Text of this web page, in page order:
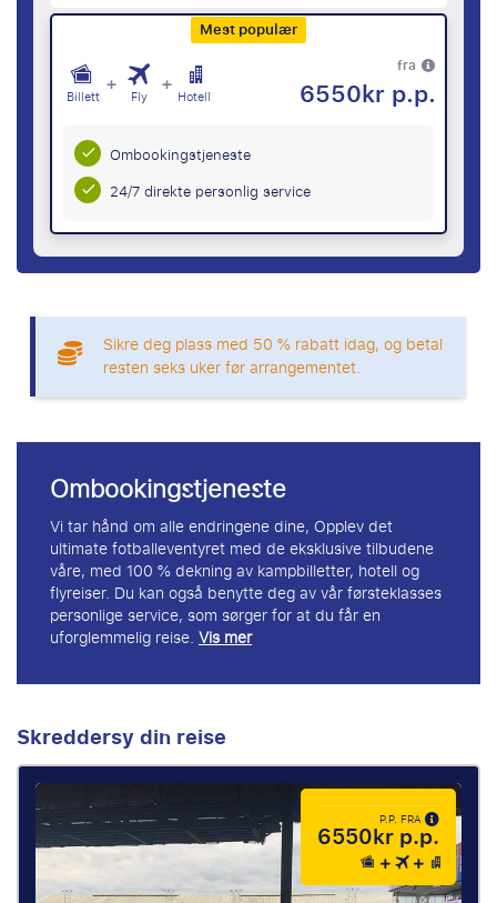
Mest populær
Billett + Fly + Hotell
fra
6550kr p.p.
Ombookingstjeneste
24/7 direkte personlig service
Sikre deg plass med 50 % rabatt idag, og betal
resten seks uker før arrangementet.
Ombookingstjeneste
Vi tar hånd om alle endringene dine, Opplev det
ultimate fotballeventyret med de eksklusive tilbudene
våre, med 100 % dekning av kampbilletter, hotell og
flyreiser. Du kan også benytte deg av vår førsteklasses
personlige service, som sørger for at du får en
uforglemmelig reise.Vis mer
Skreddersy din reise
P.P. FRA
6550kr p.p.